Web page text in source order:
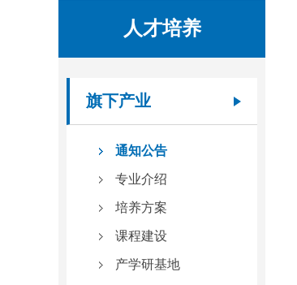
人才培养
旗下产业
通知公告
专业介绍
培养方案
课程建设
产学研基地